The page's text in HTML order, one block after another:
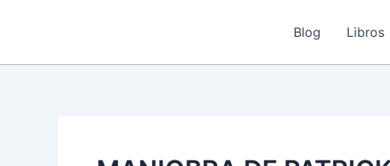
Blog Libros